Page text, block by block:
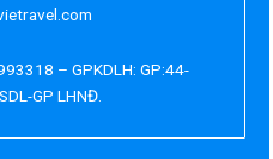
– GPKDLH: GP:44-
GP LHNĐ.